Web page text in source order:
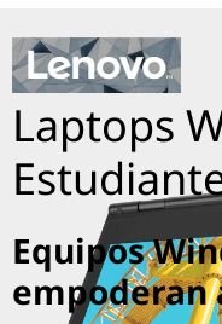
Laptops
Equipos
empoderan